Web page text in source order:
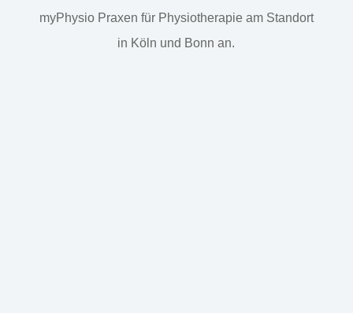
myPhysio Praxen für Physiotherapie am Standort
in Köln und Bonn an.